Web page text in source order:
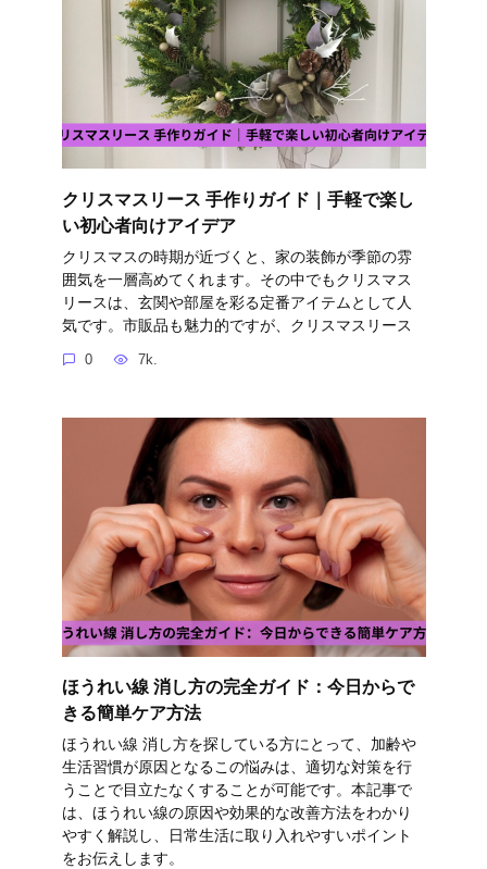
クリスマスリース 手作りガイド｜手軽で楽し
い初心者向けアイデア
クリスマスの時期が近づくと、家の装飾が季節の雰
囲気を一層高めてくれます。その中でもクリスマス
リースは、玄関や部屋を彩る定番アイテムとして人
気です。市販品も魅力的ですが、クリスマスリース
0 7k.
ほうれい線 消し方の完全ガイド：今日からで
きる簡単ケア方法
ほうれい線 消し方を探している方にとって、加齢や
生活習慣が原因となるこの悩みは、適切な対策を行
うことで目立たなくすることが可能です。本記事で
は、ほうれい線の原因や効果的な改善方法をわかり
やすく解説し、日常生活に取り入れやすいポイント
をお伝えします。